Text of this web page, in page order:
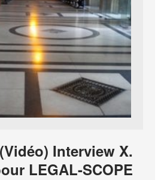
Interview X.
LEGAL-SCOPE